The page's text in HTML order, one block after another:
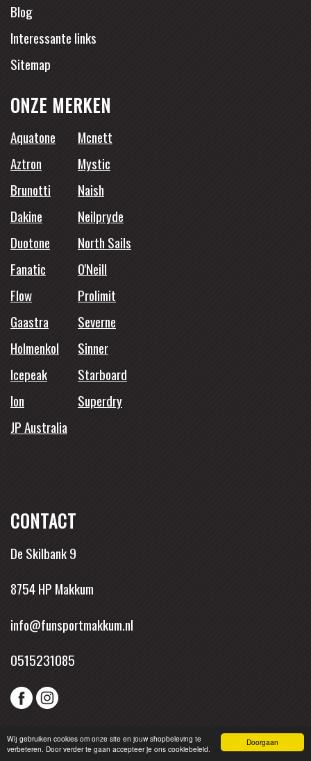
Doorgaan
Wij gebruiken cookies om onze site en jouw shopbeleving te
verbeteren. Door verder te gaan accepteer je ons cookiebeleid.
Blog
Interessante links
Sitemap
ONZE MERKEN
Aquatone
Mcnett
Aztron
Mystic
Brunotti
Naish
Dakine
Neilpryde
Duotone
North Sails
Fanatic
O'Neill
Flow
Prolimit
Gaastra
Severne
Holmenkol
Sinner
Icepeak
Starboard
Ion
Superdry
JP Australia
CONTACT
De Skilbank 9
8754 HP Makkum
info@funsportmakkum.nl
0515231085